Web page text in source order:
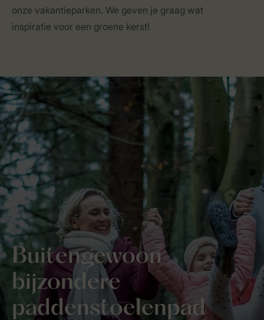
onze vakantieparken. We geven je graag wat
inspiratie voor een groene kerst!
Buitengewoon
bijzondere
paddenstoelenpad